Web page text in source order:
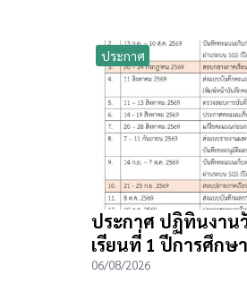
ประกาศ
ประกาศ ปฏิทินงาน
เรียนที่ 1 ปีการศึกษ
06/08/2026